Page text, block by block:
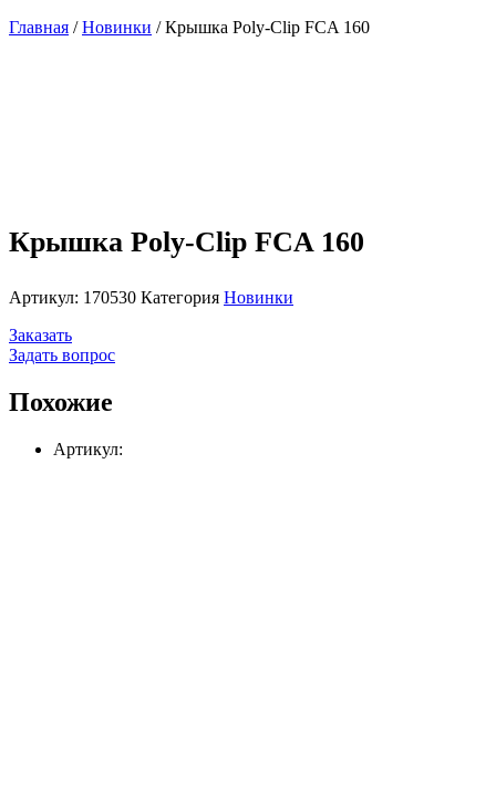
Главная /Новинки / Крышка Poly-Clip FCA 160
Крышка Poly-Clip FCA 160
Артикул: 170530 Категория Новинки
Заказать
Задать вопрос
Похожие
Артикул: